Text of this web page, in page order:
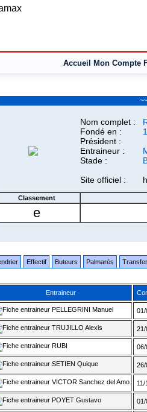
Accueil Mon Compte
Nom complet :
Fondé en :
Président :
Entraineur :
Stade :
Site officiel :
Classement
e
Effectif Buteurs Palmarès
Entraineur
PELLEGRINI Manuel 01/
TRUJILLO Alexis 21/
RUBI 06/
SETIEN Quique 26/
VICTOR Sanchez del Amo
POYET Gustavo 01/